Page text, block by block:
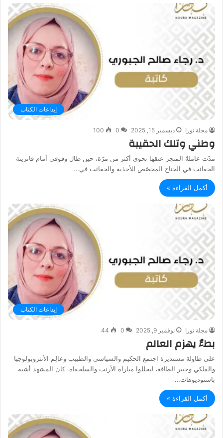
إبداعات الكتاب
مجلة نورا ديسمبر 15, 2025 0
100
وطني وتلك الحقيبة
مدّت عاملةُ المتجر عنقها نحوي أكثر من مرّة، حين طال وقوفي أمام فاترينة
الحقائب في الجناح المخصّص للأحذية والحقائب في…
أكمل القراءة »
إبداعات الكتاب
مجلة نورا نوفمبر 9, 2025 0
44
بطءٌ يهزم العالم
على طاولة مستديرة اجتمع الحكيم والسياسي والطبيب وعالِم الأنثروبولوجيا
والفلكي وخبير الطاقة، ليحللوا مباراة الأرنب والسلحفاة. كان المشهد أشبه
باستوديوهات…
أكمل القراءة »